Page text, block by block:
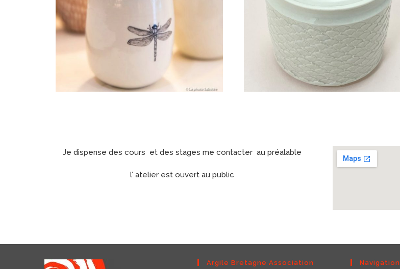
Je dispense des cours et des stages me contacter au préalable
l’ atelier est ouvert au public
Argile Bretagne Association Navigation